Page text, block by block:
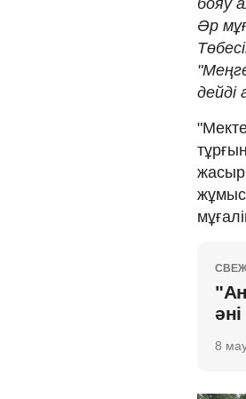
Әр
дейді
жұмыс
8